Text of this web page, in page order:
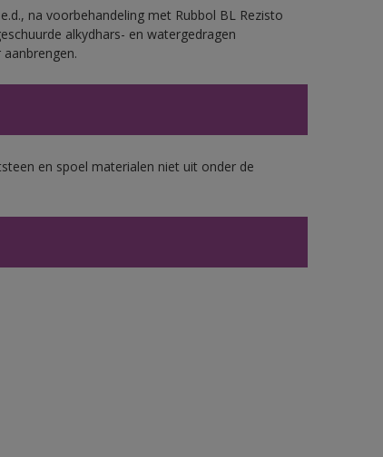
na voorbehandeling met Rubbol BL Rezisto
alkydhars- en watergedragen
en spoel materialen niet uit onder de